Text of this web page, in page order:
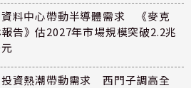
料中心帶動半導體需求 《麥克
告》估2027年市場規模突破2.2兆
資熱潮帶動需求 西門子調高全